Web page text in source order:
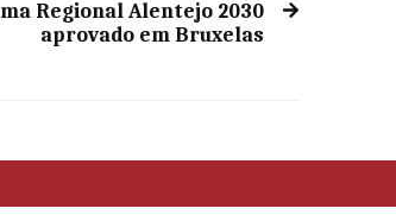
Regional Alentejo 2030
aprovado em Bruxelas